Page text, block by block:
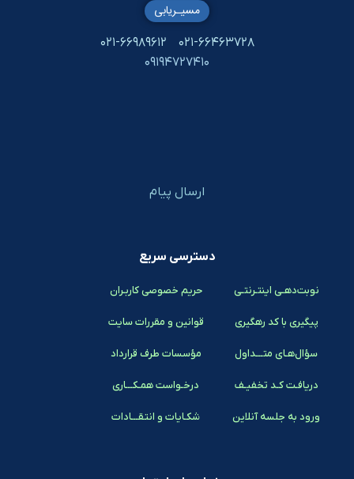
۰۲۱-۶۶۴۶۳۷۲۸
۰۲۱-۶۶۹۸۹۶۱۲
۰۹۱۹۴۷۲۷۴۱۰
ارسال پیام
مسیـریابی
دسترسی سریع
نوبت‌دهـی اینتـرنتـی
پیگیری با کد رهگیری
سؤال‌هـای متـــداول
دریافـت کـد تخفیـف
ورود به جلسه آنلاین
حریم خصوصی کاربـران
قوانین و مقررات سایت
مؤسسات طرف قرارداد
درخـواست همـکـــاری
شکـایات و انتقـــادات